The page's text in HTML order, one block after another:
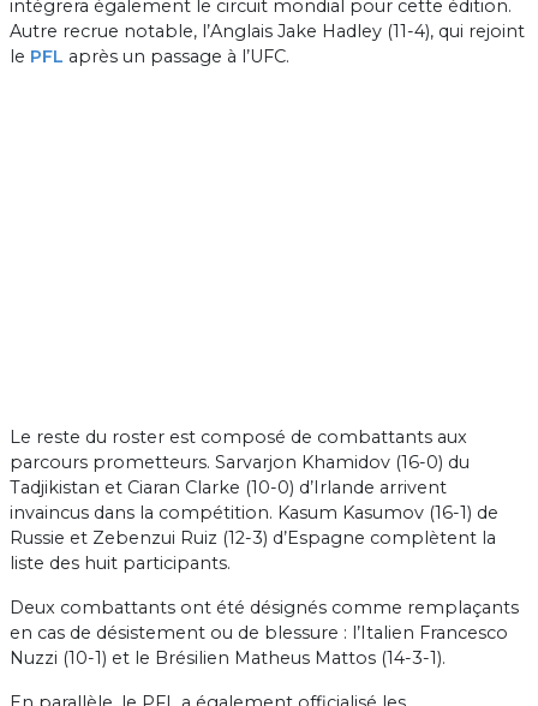
intégrera également le circuit mondial pour cette édition.
Autre recrue notable, l’Anglais Jake Hadley (11-4), qui rejoint
le PFL après un passage à l’UFC.
Le reste du roster est composé de combattants aux
parcours prometteurs. Sarvarjon Khamidov (16-0) du
Tadjikistan et Ciaran Clarke (10-0) d’Irlande arrivent
invaincus dans la compétition. Kasum Kasumov (16-1) de
Russie et Zebenzui Ruiz (12-3) d’Espagne complètent la
liste des huit participants.
Deux combattants ont été désignés comme remplaçants
en cas de désistement ou de blessure : l’Italien Francesco
Nuzzi (10-1) et le Brésilien Matheus Mattos (14-3-1).